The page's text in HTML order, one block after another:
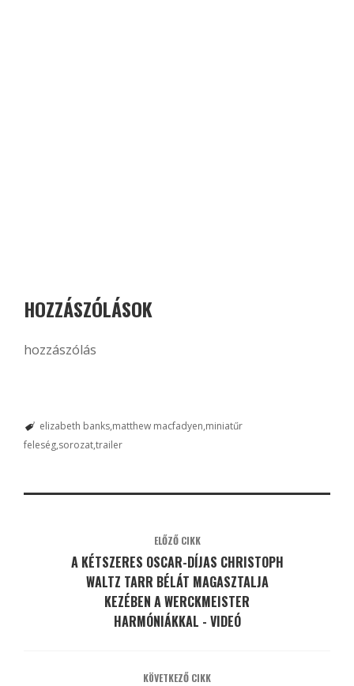
HOZZÁSZÓLÁSOK
hozzászólás
elizabeth banks matthew macfadyen miniatűr
feleség sorozattrailer
ELŐZŐ CIKK
A KÉTSZERES OSCAR-DÍJAS CHRISTOPH
WALTZ TARR BÉLÁT MAGASZTALJA
KEZÉBEN A WERCKMEISTER
HARMÓNIÁKKAL - VIDEÓ
KÖVETKEZŐ CIKK